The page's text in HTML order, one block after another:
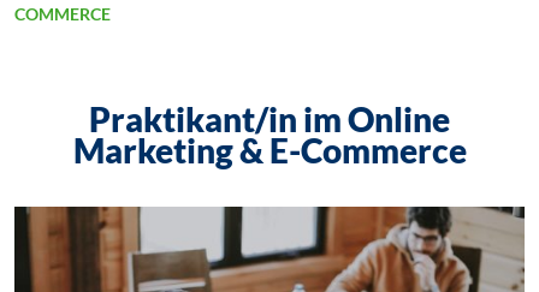
COMMERCE
Praktikant/in im Online
Marketing & E-Commerce